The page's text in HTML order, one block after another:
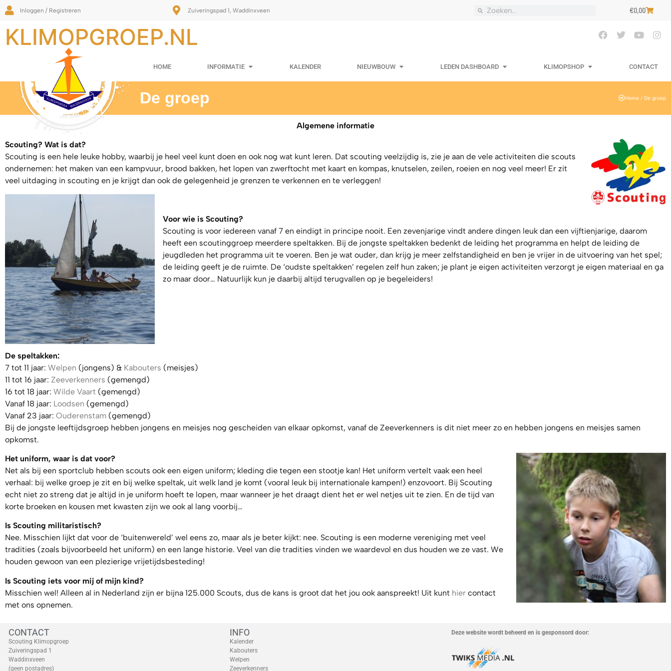
Inloggen / Registreren Zuiveringspad 1, Waddinxveen €0,00
KLIMOPGROEP.NL
HOME INFORMATIE KALENDER NIEUWBOUW LEDEN DASHBOARD KLIMOPSHOP CONTACT
De groep Home / De groep
Algemene informatie
Scouting? Wat is dat?
Scouting is een hele leuke hobby, waarbij je heel veel kunt doen en ook nog wat kunt leren. Dat scouting veelzijdig is, zie je aan de vele activiteiten die scouts
ondernemen: het maken van een kampvuur, brood bakken, het lopen van zwerftocht met kaart en kompas, knutselen, zeilen, roeien en nog veel meer! Er zit
veel uitdaging in scouting en je krijgt dan ook de gelegenheid je grenzen te verkennen en te verleggen!
Voor wie is Scouting?
Scouting is voor iedereen vanaf 7 en eindigt in principe nooit. Een zevenjarige vindt andere dingen leuk dan een vijftienjarige, daarom
heeft een scoutinggroep meerdere speltakken. Bij de jongste speltakken bedenkt de leiding het programma en helpt de leiding de
jeugdleden het programma uit te voeren. Ben je wat ouder, dan krijg je meer zelfstandigheid en ben je vrijer in de uitvoering van het spel;
de leiding geeft je de ruimte. De ‘oudste speltakken’ regelen zelf hun zaken; je plant je eigen activiteiten verzorgt je eigen materiaal en ga
zo maar door… Natuurlijk kun je daarbij altijd terugvallen op je begeleiders!
De speltakken:
7 tot 11 jaar: Welpen (jongens) & Kabouters (meisjes)
11 tot 16 jaar: Zeeverkenners (gemengd)
16 tot 18 jaar: Wilde Vaart (gemengd)
Vanaf 18 jaar: Loodsen (gemengd)
Vanaf 23 jaar: Ouderenstam (gemengd)
Bij de jongste leeftijdsgroep hebben jongens en meisjes nog gescheiden van elkaar opkomst, vanaf de Zeeverkenners is dit niet meer zo en hebben jongens en meisjes samen
opkomst.
Het uniform, waar is dat voor?
Net als bij een sportclub hebben scouts ook een eigen uniform; kleding die tegen een stootje kan! Het uniform vertelt vaak een heel
verhaal: bij welke groep je zit en bij welke speltak, uit welk land je komt (vooral leuk bij internationale kampen!) enzovoort. Bij Scouting
echt niet zo streng dat je altijd in je uniform hoeft te lopen, maar wanneer je het draagt dient het er wel netjes uit te zien. En de tijd van
korte broeken en kousen met kwasten zijn we ook al lang voorbij…
Is Scouting militaristisch?
Nee. Misschien lijkt dat voor de ‘buitenwereld’ wel eens zo, maar als je beter kijkt: nee. Scouting is een moderne vereniging met veel
tradities (zoals bijvoorbeeld het uniform) en een lange historie. Veel van die tradities vinden we waardevol en dus houden we ze vast. We
houden gewoon van een plezierige vrijetijdsbesteding!
Is Scouting iets voor mij of mijn kind?
Misschien wel! Alleen al in Nederland zijn er bijna 125.000 Scouts, dus de kans is groot dat het jou ook aanspreekt! Uit kunt hier contact
met ons opnemen.
CONTACT
Scouting Klimopgroep
Zuiveringspad 1
Waddinxveen
(geen postadres)
INFO
Kalender
Kabouters
Welpen
Zeeverkenners
Deze website wordt beheerd en is gesponsord door: